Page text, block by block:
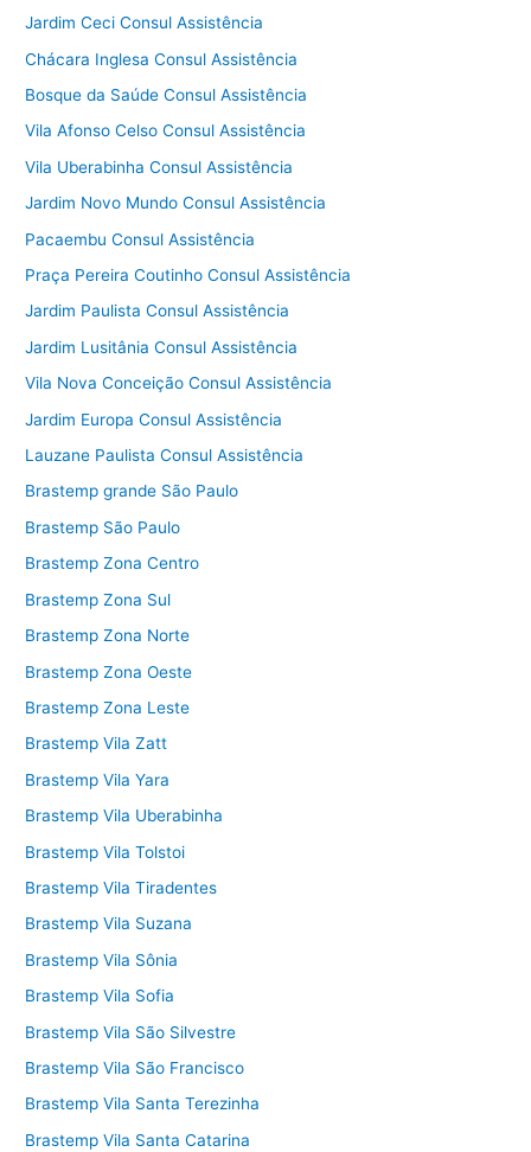
Jardim Ceci Consul Assistência
Chácara Inglesa Consul Assistência
Bosque da Saúde Consul Assistência
Vila Afonso Celso Consul Assistência
Vila Uberabinha Consul Assistência
Jardim Novo Mundo Consul Assistência
Pacaembu Consul Assistência
Praça Pereira Coutinho Consul Assistência
Jardim Paulista Consul Assistência
Jardim Lusitânia Consul Assistência
Vila Nova Conceição Consul Assistência
Jardim Europa Consul Assistência
Lauzane Paulista Consul Assistência
Brastemp grande São Paulo
Brastemp São Paulo
Brastemp Zona Centro
Brastemp Zona Sul
Brastemp Zona Norte
Brastemp Zona Oeste
Brastemp Zona Leste
Brastemp Vila Zatt
Brastemp Vila Yara
Brastemp Vila Uberabinha
Brastemp Vila Tolstoi
Brastemp Vila Tiradentes
Brastemp Vila Suzana
Brastemp Vila Sônia
Brastemp Vila Sofia
Brastemp Vila São Silvestre
Brastemp Vila São Francisco
Brastemp Vila Santa Terezinha
Brastemp Vila Santa Catarina